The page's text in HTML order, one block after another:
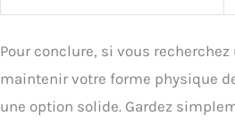
Pour conclure, si vous
maintenir votre forme physique
une option solide. Gardez